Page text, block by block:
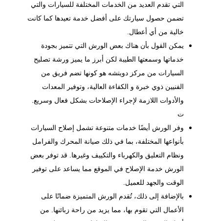
التي تقدم العديد من الخدمات المختلفة للسيارات والتي
تضمن حصول سيارتك على أفضل خدمة تعيدها كما كانت
خالية من أي أعطال.
يمكن القول بأن هناك بعض الورش التي تتميز بجودة
خدماتها وسمعتها الطيبة لكن أبرز ما يميز ورشة تصليح
السيارات من مركز دويتشه هو كونها تضم فريق من
الفنيين ذوي خبرة و الكفاءة العالية، وتوفير المعدات
والأدوات اللازمة لإجراء الإصلاحات بشكل فعال وسريع.
ت
وفر الورش أيضًا خدمات متنوعة تشمل إصلاح السيارات
بأنواعها المختلفة، بما في ذلك صيانة المحرك والفرامل
ونظام التعليق والكهرباء والتكييف وغيرها. قد توفر بعض
الورش خدمة الإصلاح في الموقع مما يساعد على توفير
الوقت والجهد للعميل.
بالإضافة إلى ذلك، تُقدم الورش المتميزة ضمانًا على
الأعمال التي تقوم بها، مما يزيد من راحة زبائنها. من